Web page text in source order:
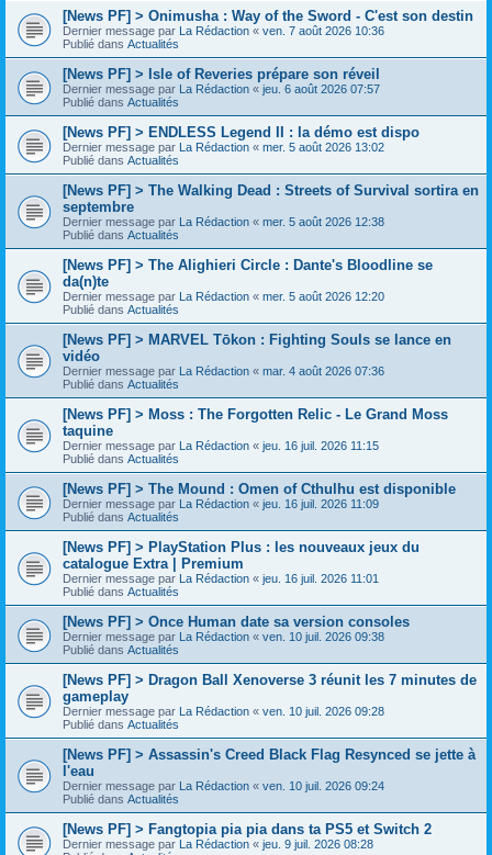
[News PF] > Onimusha : Way of the Sword - C'est son destin
Dernier message par La Rédaction « ven. 7 août 2026 10:36
Publié dans Actualités
[News PF] > Isle of Reveries prépare son réveil
Dernier message par La Rédaction « jeu. 6 août 2026 07:57
Publié dans Actualités
[News PF] > ENDLESS Legend II : la démo est dispo
Dernier message par La Rédaction « mer. 5 août 2026 13:02
Publié dans Actualités
[News PF] > The Walking Dead : Streets of Survival sortira en
septembre
Dernier message par La Rédaction « mer. 5 août 2026 12:38
Publié dans Actualités
[News PF] > The Alighieri Circle : Dante's Bloodline se
da(n)te
Dernier message par La Rédaction « mer. 5 août 2026 12:20
Publié dans Actualités
[News PF] > MARVEL Tōkon : Fighting Souls se lance en
vidéo
Dernier message par La Rédaction « mar. 4 août 2026 07:36
Publié dans Actualités
[News PF] > Moss : The Forgotten Relic - Le Grand Moss
taquine
Dernier message par La Rédaction « jeu. 16 juil. 2026 11:15
Publié dans Actualités
[News PF] > The Mound : Omen of Cthulhu est disponible
Dernier message par La Rédaction « jeu. 16 juil. 2026 11:09
Publié dans Actualités
[News PF] > PlayStation Plus : les nouveaux jeux du
catalogue Extra | Premium
Dernier message par La Rédaction « jeu. 16 juil. 2026 11:01
Publié dans Actualités
[News PF] > Once Human date sa version consoles
Dernier message par La Rédaction « ven. 10 juil. 2026 09:38
Publié dans Actualités
[News PF] > Dragon Ball Xenoverse 3 réunit les 7 minutes de
gameplay
Dernier message par La Rédaction « ven. 10 juil. 2026 09:28
Publié dans Actualités
[News PF] > Assassin's Creed Black Flag Resynced se jette à
l'eau
Dernier message par La Rédaction « ven. 10 juil. 2026 09:24
Publié dans Actualités
[News PF] > Fangtopia pia pia dans ta PS5 et Switch 2
Dernier message par La Rédaction « jeu. 9 juil. 2026 08:28